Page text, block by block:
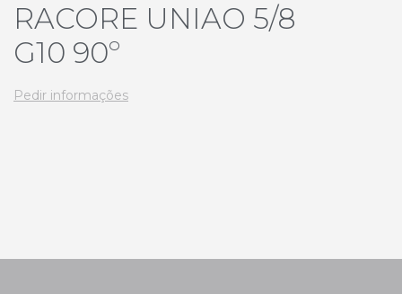
RACORE UNIAO 5/8
G10 90º
Pedir informações